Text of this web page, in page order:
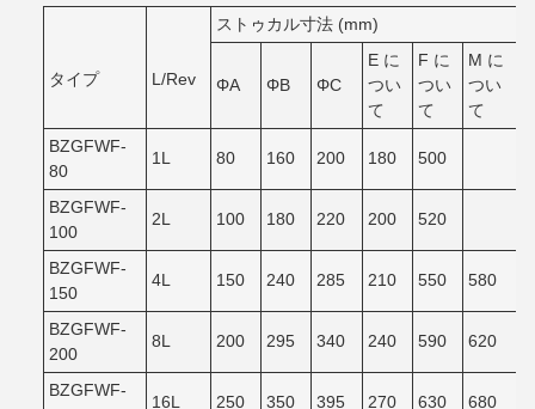
タイプ L/Rev
ストゥカル寸法 (mm)
ΦA ΦB ΦC
E に
つい
て
F に
つい
て
M に
つい
て
BZGFWF-
80
1L 80 160 200 180 500
BZGFWF-
100
2L 100 180 220 200 520
BZGFWF-
150
4L 150 240 285 210 550 580
BZGFWF-
200
8L 200 295 340 240 590 620
BZGFWF-
16L 250 350 395 270 630 680